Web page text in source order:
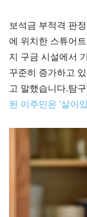
보석금 부적격 판
에 위치한 스튜어
지 구금 시설에서
꾸준히 증가하고
고 말했습니다.탐
된 이주민은 ‘살아